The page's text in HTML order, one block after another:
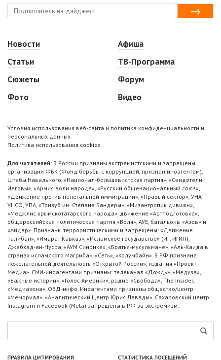
Новости
Статьи
Сюжеты
Фото
Афиша
ТВ-Программа
Форум
Видео
Условия использования веб-сайта и политика конфиденциальности и
персональных данных
Политика использования cookies
Для читателей: В России признаны экстремистскими и запрещены
организации ФБК (Фонд борьбы с коррупцией, признан иноагентом),
Штабы Навального, «Национал-большевистская партия», «Свидетели
Иеговы», «Армия воли народа», «Русский общенациональный союз»,
«Движение против нелегальной иммиграции», «Правый сектор», УНА-
УНСО, УПА, «Тризуб им. Степана Бандеры», «Мизантропик дивижн»,
«Меджлис крымскотатарского народа», движение «Артподготовка»,
общероссийская политическая партия «Воля», АУЕ, батальоны «Азов» и
«Айдар». Признаны террористическими и запрещены: «Движение
Талибан», «Имарат Кавказ», «Исламское государство» (ИГ, ИГИЛ),
Джебхад-ан-Нусра, «АУМ Синрике», «Братья-мусульмане», «Аль-Каида в
странах исламского Магриба», «Сеть», «Колумбайн». В РФ признана
нежелательной деятельность «Открытой России», издания «Проект
Медиа». СМИ-иноагентами признаны: телеканал «Дождь», «Медуза»,
«Важные истории», «Голос Америки», радио «Свобода», The Insider,
«Медиазона», ОВД-инфо. Иноагентами признаны общество/центр
«Мемориал», «Аналитический Центр Юрия Левады», Сахаровский центр.
Instagram и Facebook (Metа) запрещены в РФ за экстремизм.
ПРАВИЛА ЦИТИРОВАНИЯ СТАТИСТИКА ПОСЕЩЕНИЙ